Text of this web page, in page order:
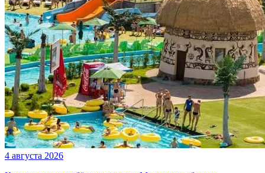
4 августа 2026